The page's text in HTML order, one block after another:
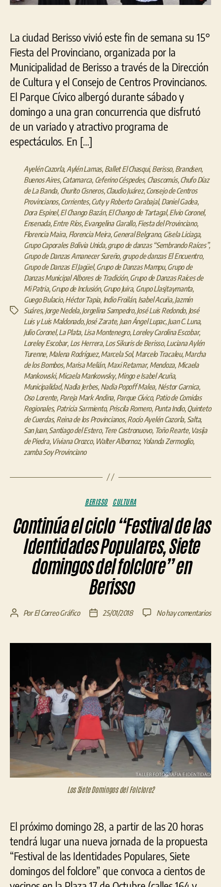
La ciudad Berisso vivió este fin de semana su 15°
Fiesta del Provinciano, organizada por la
Municipalidad de Berisso a través de la Dirección
de Cultura y el Consejo de Centros Provincianos.
El Parque Cívico albergó durante sábado y
domingo a una gran concurrencia que disfrutó
de un variado y atractivo programa de
espectáculos. En […]
Etiquetas
Ayelén Cazorla, Aylén Lamas, Ballet El Chasqui, Berisso, Brandsen,
Buenos Aires,Catamarca, Ceferino Céspedes, Chascomús,Chufo Díaz
de La Banda, Churito Cisneros,Claudio Juárez,Consejo de Centros
Provincianos,Corrientes,Cuty y Roberto Carabajal,Daniel Gadea,
Dora Espinel,El Chango Bazán,El Chango de Tartagal,Elvio Coronel,
Ensenada,Entre Ríos,Evangelina Ciarallo,Fiesta del Provinciano,
Florencia Maira, Florencia Meira,General Belgrano, Gisela Liciaga,
Grupo Caporales Bolivia Unida,grupo de danzas “Sembrando Raíces”,
Grupo de Danzas Amanecer Sureño, grupo de danzas El Encuentro,
Grupo de Danzas El Jagüel,Grupo de Danzas Mampu,Grupo de
Danzas Municipal Albores de Tradición,Grupo de Danzas Raíces de
Mi Patria,Grupo de Inclusión,Grupo Juira, Grupo Llasjtaymanta,
Guego Bulacio,Héctor Tapia, Indio Froilán, Isabel Acuña,Jazmín
Suáres, Jorge Nedela,Jorgelina Sampedro,José Luis Redondo, José
Luis y Luis Maldonado,José Zarate, Juan Ángel Lupac,Juan C. Luna,
Julio Coronel,La Plata, Lisa Montenegro,Loreley Carolina Escobar,
Loreley Escobar, Los Herrera,Los Sikuris de Berisso,Luciana Aylén
Turenne, Malena Rodríguez,Marcela Sol,Marcelo Tracaleu,Marcha
de los Bombos,Marisa Melián,Maxi Retamar, Mendoza, Micaela
Mankowski,Micaela Mankowsky,Mingo e Isabel Acuña,
Municipalidad,Nadia Jerbes, Nadia Popoff Malea, Néstor Garnica,
Oso Lorente, Pareja Mark Andina, Parque Cívico, Patio de Comidas
Regionales, Patricia Sarmiento, Priscila Romero, Punta Indio,Quinteto
de Cuerdas, Reina de los Provincianos,Rocío Ayelén Cazorla, Salta,
San Juan,Santiago del Estero, Tere Castronuovo, Toño Rearte, Vasija
de Piedra, Viviana Orozco, Walter Albornoz, Yolanda Zermoglio,
zamba Soy Provinciano
Categorías
BERISSO CULTURA
Continúa el ciclo “Festival de las
Identidades Populares, Siete
domingos del folclore” en
Berisso
Autor
entrada
PorEl Correo Gráfico
Fecha
entrada
25/01/2018 No hay comentariosen
de
las
del
Los Siete Domingos del Folclore2
El próximo domingo 28, a partir de las 20 horas
tendrá lugar una nueva jornada de la propuesta
“Festival de las Identidades Populares, Siete
domingos del folclore” que convoca a cientos de